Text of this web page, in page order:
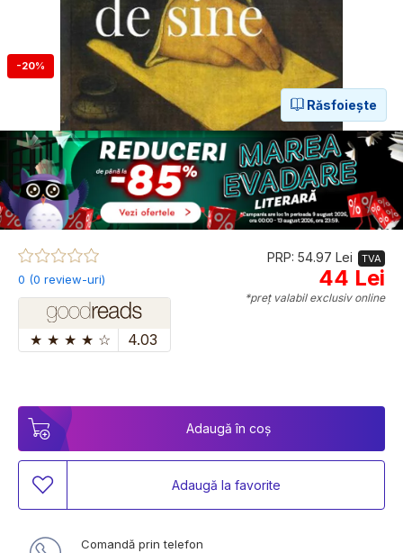
-20%
Răsfoiește
0 (0 review-uri)
★ ★ ★ ★ ☆ 4.03
PRP: 54.97 Lei TVA
44 Lei
*preț valabil exclusiv online
Adaugă în coș
Adaugă la favorite
Comandă prin telefon